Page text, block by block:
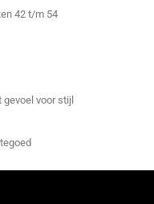
42 t/m 54
gevoel voor stijl